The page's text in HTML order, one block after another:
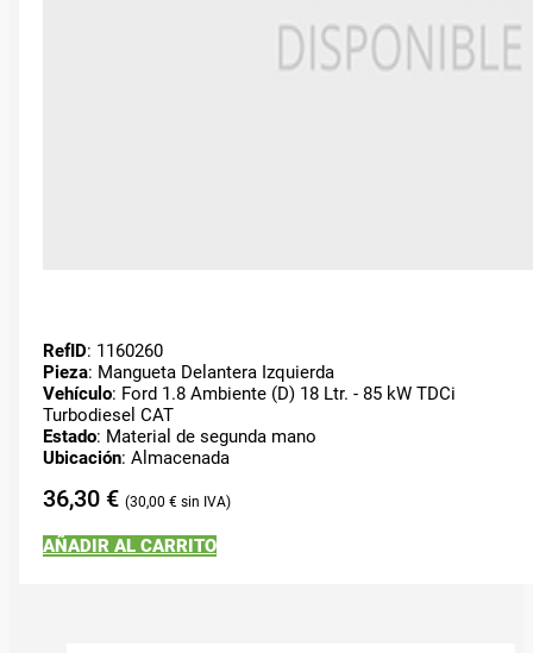
RefID: 1160260
Pieza: Mangueta Delantera Izquierda
Vehículo: Ford 1.8 Ambiente (D) 18 Ltr. - 85 kW TDCi
Turbodiesel CAT
Estado: Material de segunda mano
Ubicación: Almacenada
36,30 € 30,00 €
AÑADIR AL CARRITO